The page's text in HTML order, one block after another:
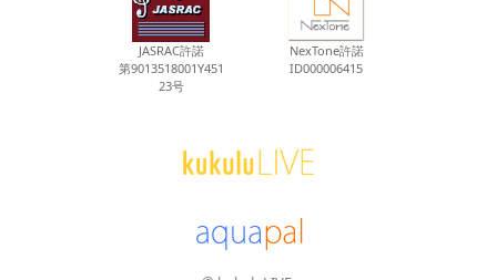
JASRAC許諾
第9013518001Y451
23号
NexTone許諾
ID000006415